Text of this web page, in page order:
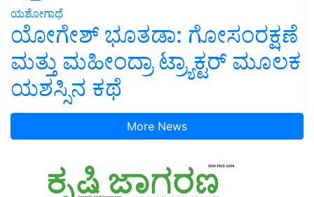
ಯಶೋಗಾಥೆ
ಯೋಗೇಶ್ ಭೂತಡಾ: ಗೋಸಂರಕ್ಷಣೆ
ಮತ್ತು ಮಹೀಂದ್ರಾ ಟ್ರ್ಯಾಕ್ಟರ್ ಮೂಲಕ
ಯಶಸ್ಸಿನ ಕಥೆ
More News